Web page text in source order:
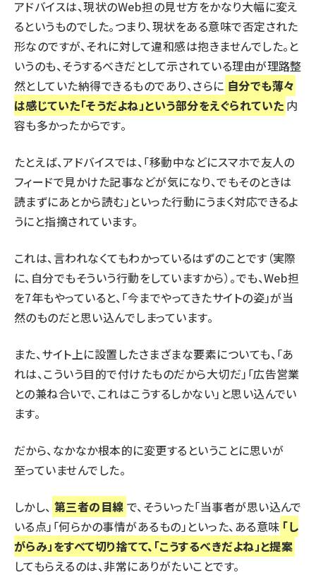
アドバイスは、現状のWeb担の見せ方をかなり大幅に変え
るというものでした。つまり、現状をある意味で否定された
形なのですが、それに対して違和感は抱きませんでした。と
いうのも、そうするべきだとして示されている理由が理路整
然としていた納得できるものであり、さらに 自分でも薄々
は感じていた「そうだよね」という部分をえぐられていた 内
容も多かったからです。
たとえば、アドバイスでは、「移動中などにスマホで友人の
フィードで見かけた記事などが気になり、でもそのときは
読まずにあとから読む」といった行動にうまく対応できるよ
うにと指摘されています。
これは、言われなくてもわかっているはずのことです（実際
に、自分でもそういう行動をしていますから）。でも、Web担
を7年もやっていると、「今までやってきたサイトの姿」が当
然のものだと思い込んでしまっています。
また、サイト上に設置したさまざまな要素についても、「あ
れは、こういう目的で付けたものだから大切だ」「広告営業
との兼ね合いで、これはこうするしかない」と思い込んでい
ます。
だから、なかなか根本的に変更するということに思いが
至っていませんでした。
しかし、 第三者の目線 で、そういった「当事者が思い込んで
いる点」「何らかの事情があるもの」といった、ある意味 「し
がらみ」をすべて切り捨てて、「こうするべきだよね」と提案
してもらえるのは、非常にありがたいことです。